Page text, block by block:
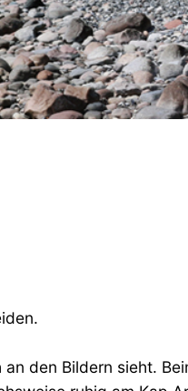
den Bildern sieht.